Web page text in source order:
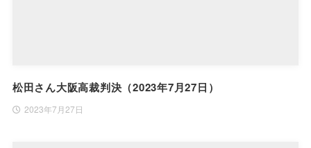
松田さん大阪高裁判決（2023年7月27日）
2023年7月27日